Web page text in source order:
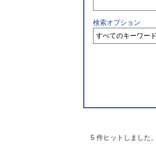
検索オプション
5 件ヒットしました。